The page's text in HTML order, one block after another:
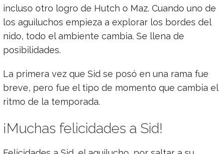
incluso otro logro de Hutch o Maz. Cuando uno de
los aguiluchos empieza a explorar los bordes del
nido, todo el ambiente cambia. Se llena de
posibilidades.
La primera vez que Sid se posó en una rama fue
breve, pero fue el tipo de momento que cambia el
ritmo de la temporada.
¡Muchas felicidades a Sid!